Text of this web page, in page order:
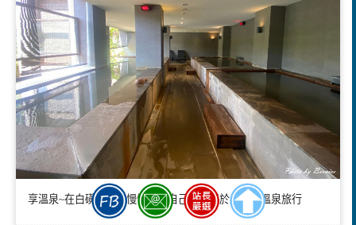
享溫泉~在白磺泉霧中慢慢療癒自己一場屬於身心的溫泉旅行